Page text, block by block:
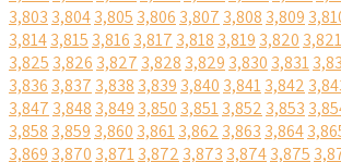
3,803 3,8043,805 3,806 3,807 3,808 3,809
3,8143,815 3,816 3,817 3,818 3,819 3,820 3,821
3,825 3,826 3,827 3,828 3,829 3,830 3,831
3,836 3,837 3,838 3,839 3,840 3,8413,842
3,847 3,848 3,849 3,850 3,8513,852 3,853
3,858 3,859 3,860 3,8613,862 3,863 3,864
3,869 3,870 3,8713,872 3,873 3,8743,875